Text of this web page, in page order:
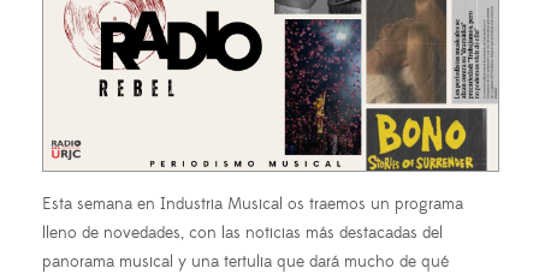
Esta semana en Industria Musical os traemos un programa
lleno de novedades, con las noticias más destacadas del
panorama musical y una tertulia que dará mucho de qué